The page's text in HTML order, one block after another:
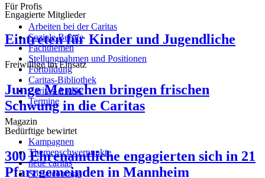
Engagierte Mitglieder
Eintreten für Kinder und Jugendliche
Freiwillige im Einsatz
Junge Menschen bringen frischen
Schwung in die Caritas
Bedürftige bewirtet
300 Ehrenamtliche engagierten sich in 21
Pfarrgemeinden in Mannheim
Für Profis
Arbeiten bei der Caritas
Soziale Berufe
Fachthemen
Stellungnahmen und Positionen
Fortbildung
Caritas-Bibliothek
Caritas-Archiv
Termine
Magazin
Kampagnen
Themenschwerpunkte
neue caritas
Sozialcourage